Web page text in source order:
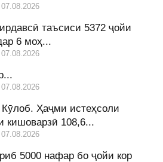
таъсиси 5372 ҷойи
6 моҳ...
Ҳаҷми истеҳсоли
кишоварзӣ 108,6...
5000 нафар бо ҷойи кор